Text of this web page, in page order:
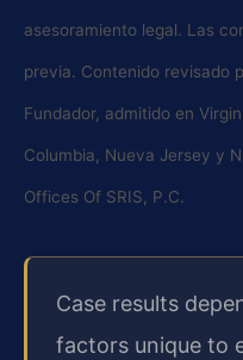
asesoramiento legal. Las
previa. Contenido revisado
Fundador, admitido en
Columbia, Nueva Jersey y
Offices Of SRIS, P.C.
Case results
factors unique to